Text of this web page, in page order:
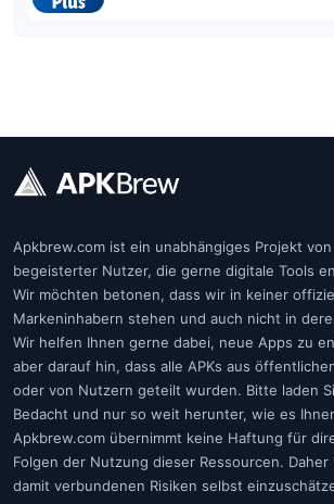
Apkbrew.com ist ein unabhängiges Projekt von
begeisterter Nutzer, die gerne digitale Tools
Wir möchten betonen, dass wir in keiner
Markeninhabern stehen und auch nicht in
Wir helfen Ihnen gerne dabei, neue Apps zu
aber darauf hin, dass alle APKs aus
oder von Nutzern geteilt wurden. Bitte laden
Bedacht und nur so weit herunter, wie es
Apkbrew.com übernimmt keine Haftung für
Folgen der Nutzung dieser Ressourcen.
damit verbundenen Risiken selbst